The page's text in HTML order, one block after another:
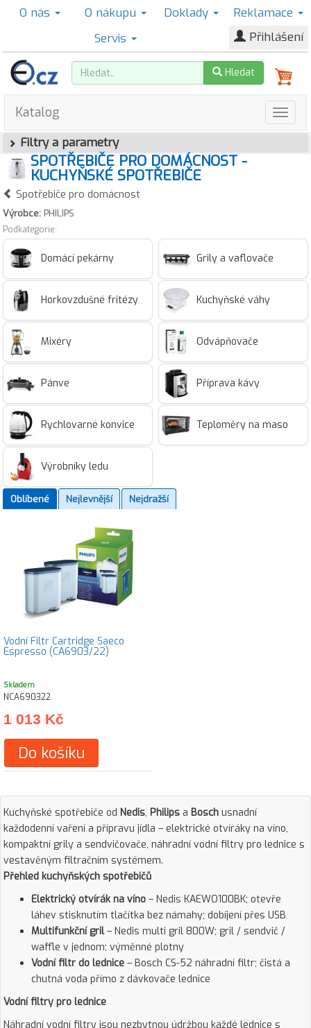
O nás O nákupu Doklady
Reklamace
Servis
Přihlášení
Hledat
Katalog
Filtry a parametry
SPOTŘEBIČE PRO DOMÁCNOST -
KUCHYŇSKÉ SPOTŘEBIČE
Spotřebiče pro domácnost
Výrobce: PHILIPS
Podkategorie:
Domácí pekárny Grily a vaflovače
Horkovzdušné fritézy Kuchyňské váhy
Mixéry Odvápňovače
Pánve Příprava kávy
Rychlovarné konvice Teploměry na maso
Výrobníky ledu
Oblíbené Nejlevnější Nejdražší
Vodní Filtr Cartridge Saeco
Espresso (CA6903/22)
Skladem
NCA690322
1 013 Kč
Do košíku
Kuchyňské spotřebiče od Nedis, Philips a Bosch usnadní
každodenní vaření a přípravu jídla – elektrické otvíráky na víno,
kompaktní grily a sendvičovače, náhradní vodní filtry pro lednice s
vestavěným filtračním systémem.
Přehled kuchyňských spotřebičů
Elektrický otvírák na víno – Nedis KAEWO100BK; otevře
láhev stisknutím tlačítka bez námahy; dobíjení přes USB
Multifunkční gril– Nedis multi gril 800W; gril / sendvič /
waffle v jednom; výměnné plotny
Vodní filtr do lednice – Bosch CS-52 náhradní filtr; čistá a
chutná voda přímo z dávkovače lednice
Vodní filtry pro lednice
Náhradní vodní filtry jsou nezbytnou údržbou každé lednice s